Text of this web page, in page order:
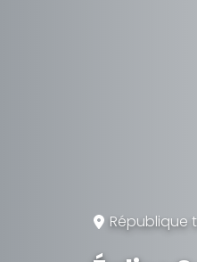
République